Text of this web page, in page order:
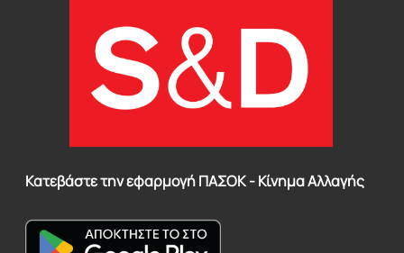
Κατεβάστε την εφαρμογή ΠΑΣΟΚ - Κίνημα Αλλαγής